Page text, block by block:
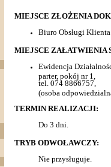
MIEJSCE ZŁOŻENIA
Biuro Obsługi
MIEJSCE ZAŁATWIENIA
Ewidencja
parter, pokój nr 1,
tel. 074 8866757,
(osoba
TERMIN REALIZACJI:
Do 3 dni.
TRYB ODWOŁAWCZY:
Nie przysługuje.